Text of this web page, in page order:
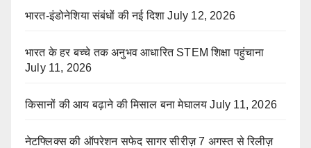
भारत-इंडोनेशिया संबंधों की नई दिशा July 12, 2026
भारत के हर बच्चे तक अनुभव आधारित STEM शिक्षा पहुंचाना
July 11, 2026
किसानों की आय बढ़ाने की मिसाल बना मेघालय July 11, 2026
नेटफ्लिक्स की ऑपरेशन सफेद सागर सीरीज़ 7 अगस्त से रिलीज़